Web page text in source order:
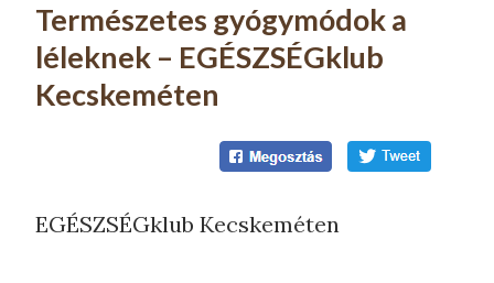
Természetes gyógymódok a
léleknek – EGÉSZSÉGklub
Kecskeméten
EGÉSZSÉGklub Kecskeméten